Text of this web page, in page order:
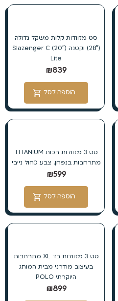
סט מזוודות קלות משקל גדולה
(28″) וקטנה (20″) Slazenger C
Lite
₪839
הוספה לסל
סט 3 מזוודות רכות TITANIUM
מתרחבות בנפחן. צבע כחול נייבי
₪599
הוספה לסל
סט 3 מזוודות בד XL מתרחבות
בעיצוב מודרני מבית המותג
היוקרתי POLO
₪899